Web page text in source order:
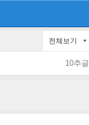
전체보기
10추글